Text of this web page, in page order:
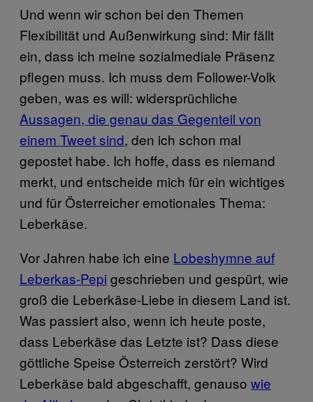
Und wenn wir schon bei den Themen
Flexibilität und Außenwirkung sind: Mir fällt
ein, dass ich meine sozialmediale Präsenz
pflegen muss. Ich muss dem Follower-Volk
geben, was es will: widersprüchliche
Aussagen, die genau das Gegenteil von
einem Tweet sind, den ich schon mal
gepostet habe. Ich hoffe, dass es niemand
merkt, und entscheide mich für ein wichtiges
und für Österreicher emotionales Thema:
Leberkäse.
Vor Jahren habe ich eine Lobeshymne auf
Leberkas-Pepi geschrieben und gespürt, wie
groß die Leberkäse-Liebe in diesem Land ist.
Was passiert also, wenn ich heute poste,
dass Leberkäse das Letzte ist? Dass diese
göttliche Speise Österreich zerstört? Wird
Leberkäse bald abgeschafft, genauso wie